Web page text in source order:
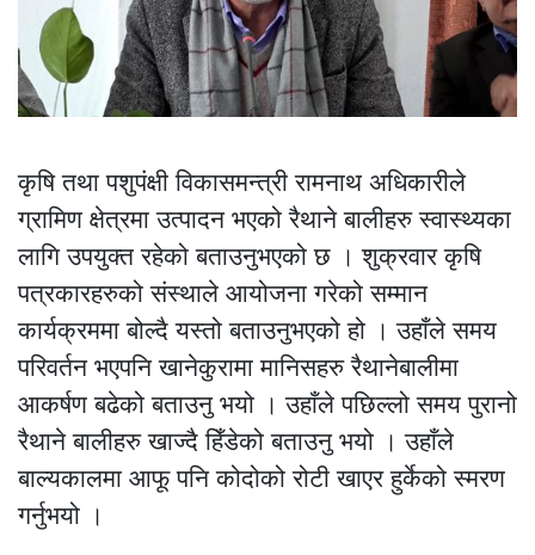
कृषि तथा पशुपंक्षी विकासमन्त्री रामनाथ अधिकारीले
ग्रामिण क्षेत्रमा उत्पादन भएको रैथाने बालीहरु स्वास्थ्यका
लागि उपयुक्त रहेको बताउनुभएको छ । शुक्रवार कृषि
पत्रकारहरुको संस्थाले आयोजना गरेको सम्मान
कार्यक्रममा बोल्दै यस्तो बताउनुभएको हो । उहाँले समय
परिवर्तन भएपनि खानेकुरामा मानिसहरु रैथानेबालीमा
आकर्षण बढेको बताउनु भयो । उहाँले पछिल्लो समय पुरानो
रैथाने बालीहरु खाज्दै हिँडेको बताउनु भयो । उहाँले
बाल्यकालमा आफू पनि कोदोको रोटी खाएर हुर्केको स्मरण
गर्नुभयो ।